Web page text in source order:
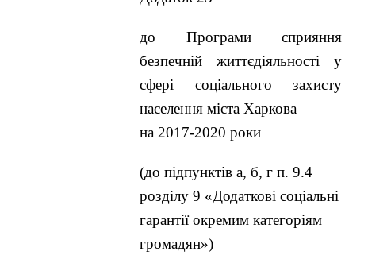
до Програми сприяння
безпечній життєдіяльності у
сфері соціального захисту
населення міста Харкова
на 2017-2020 роки
(до підпунктів a, б, г п. 9.4
розділу 9 «Додаткові соціальні
гарантії окремим категоріям
громадян»)